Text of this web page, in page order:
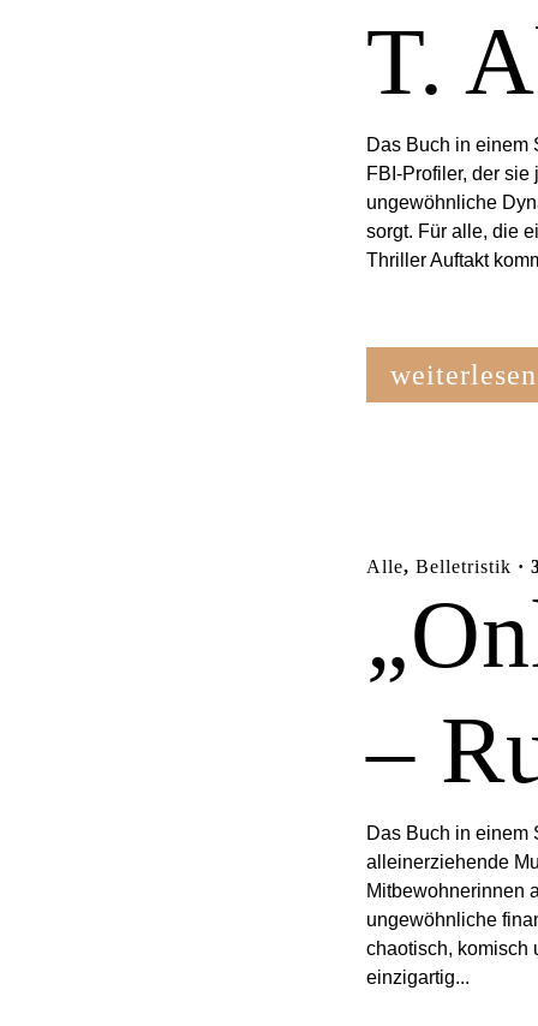
T.
Das Buch in einem
FBI-Profiler, der
ungewöhnliche
sorgt. Für alle, die
Thriller Auftakt
weiterlesen
Alle, Belletristik ·
–
Das Buch in einem
alleinerziehende
Mitbewohnerinnen
ungewöhnliche
chaotisch, komisch
einzigartig...